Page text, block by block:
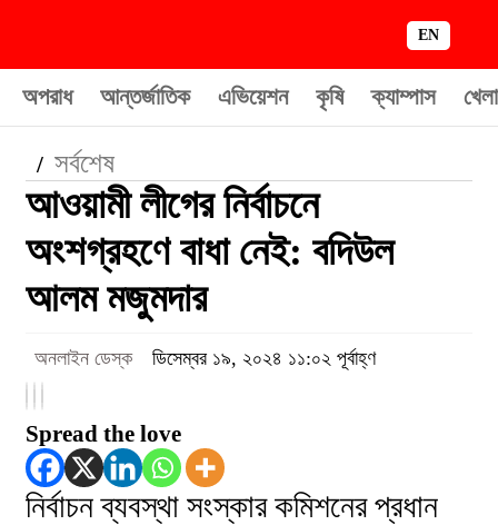
EN
অপরাধ আন্তর্জাতিক এভিয়েশন কৃষি ক্যাম্পাস
/সর্বশেষ
আওয়ামী লীগের নির্বাচনে
অংশগ্রহণে বাধা নেই: বদিউল
আলম মজুমদার
অনলাইন ডেস্ক ডিসেম্বর ১৯, ২০২৪ ১১:০২ পূর্বাহ্ণ
Spread the love
নির্বাচন ব্যবস্থা সংস্কার কমিশনের প্রধান